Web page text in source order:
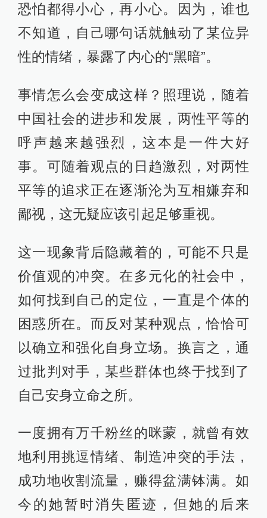
恐怕都得小心，再小心。因为，谁也
不知道，自己哪句话就触动了某位异
性的情绪，暴露了内心的“黑暗”。
事情怎么会变成这样？照理说，随着
中国社会的进步和发展，两性平等的
呼声越来越强烈，这本是一件大好
事。可随着观点的日趋激烈，对两性
平等的追求正在逐渐沦为互相嫌弃和
鄙视，这无疑应该引起足够重视。
这一现象背后隐藏着的，可能不只是
价值观的冲突。在多元化的社会中，
如何找到自己的定位，一直是个体的
困惑所在。而反对某种观点，恰恰可
以确立和强化自身立场。换言之，通
过批判对手，某些群体也终于找到了
自己安身立命之所。
一度拥有万千粉丝的咪蒙，就曾有效
地利用挑逗情绪、制造冲突的手法，
成功地收割流量，赚得盆满钵满。如
今的她暂时消失匿迹，但她的后来